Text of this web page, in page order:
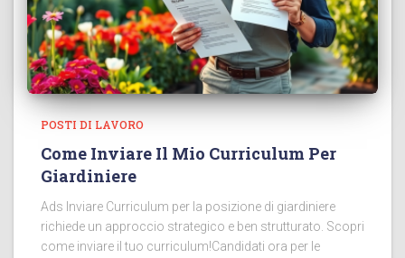
POSTI DI LAVORO
Come Inviare Il Mio Curriculum Per
Giardiniere
Ads Inviare Curriculum per la posizione di giardiniere
richiede un approccio strategico e ben strutturato. Scopri
come inviare il tuo curriculum!Candidati ora per le